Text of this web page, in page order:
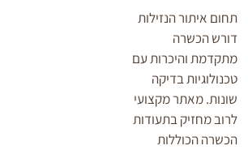
תחום איתור הנזילות
דורש הכשרה
מתקדמת והיכרות עם
טכנולוגיות בדיקה
שונות. מאתר מקצועי
לרוב מחזיק בתעודות
הכשרה הכוללות